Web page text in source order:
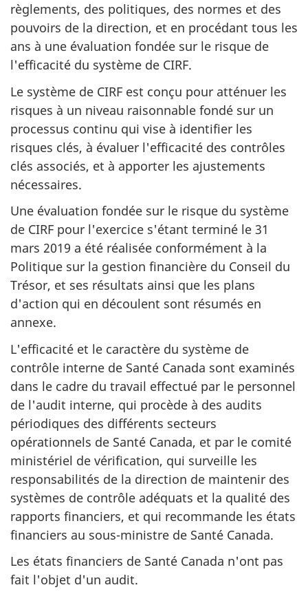
règlements, des politiques, des normes et des
pouvoirs de la direction, et en procédant tous les
ans à une évaluation fondée sur le risque de
l'efficacité du système de CIRF.
Le système de CIRF est conçu pour atténuer les
risques à un niveau raisonnable fondé sur un
processus continu qui vise à identifier les
risques clés, à évaluer l'efficacité des contrôles
clés associés, et à apporter les ajustements
nécessaires.
Une évaluation fondée sur le risque du système
de CIRF pour l'exercice s'étant terminé le 31
mars 2019 a été réalisée conformément à la
Politique sur la gestion financière du Conseil du
Trésor, et ses résultats ainsi que les plans
d'action qui en découlent sont résumés en
annexe.
L'efficacité et le caractère du système de
contrôle interne de Santé Canada sont examinés
dans le cadre du travail effectué par le personnel
de l'audit interne, qui procède à des audits
périodiques des différents secteurs
opérationnels de Santé Canada, et par le comité
ministériel de vérification, qui surveille les
responsabilités de la direction de maintenir des
systèmes de contrôle adéquats et la qualité des
rapports financiers, et qui recommande les états
financiers au sous-ministre de Santé Canada.
Les états financiers de Santé Canada n'ont pas
fait l'objet d'un audit.